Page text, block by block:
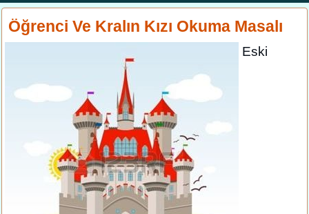
Öğrenci Ve Kralın Kızı Okuma Masalı
Eski